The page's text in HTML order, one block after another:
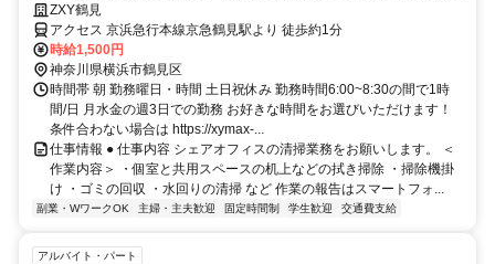
入！ZXY鶴見
アクセス 京浜急行本線京急鶴見駅より 徒歩約1分
時給1,500円
神奈川県横浜市鶴見区
時間帯 朝 勤務曜日・時間 土日祝休み 勤務時間6:00~8:30の間で1時
間/日 月水金の週3日での勤務 お好きな時間をお選びいただけます！
条件合わない場合は https://xymax-...
仕事情報 ● 仕事内容 シェアオフィスの清掃業務をお願いします。 ＜
作業内容＞ ・個室と共用スペースの机上などの拭き掃除 ・掃除機掛
け ・ゴミの回収 ・水回りの清掃 など 作業の報告はスマートフォ...
副業・WワークOK 主婦・主夫歓迎 固定時間制 学生歓迎 交通費支給
アルバイト・パート